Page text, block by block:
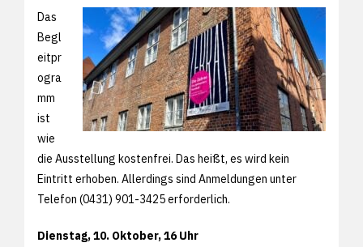
Das
Begl
eitpr
ogra
mm
ist
wie
die Ausstellung kostenfrei. Das heißt, es wird kein
Eintritt erhoben. Allerdings sind Anmeldungen unter
Telefon (0431) 901-3425 erforderlich.
Dienstag, 10. Oktober, 16 Uhr